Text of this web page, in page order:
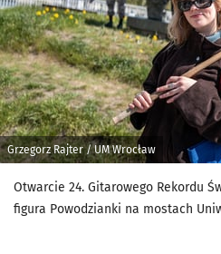
Grzegorz Rajter / UM Wrocław
Otwarcie 24. Gitarowego Rekordu
figura Powodzianki na mostach